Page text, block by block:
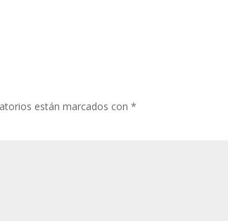
están marcados con*